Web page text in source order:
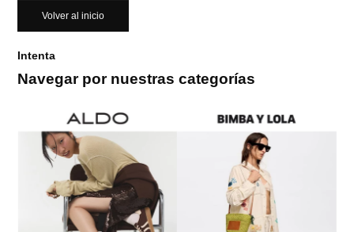
Volver al inicio
Intenta
Navegar por nuestras categorías